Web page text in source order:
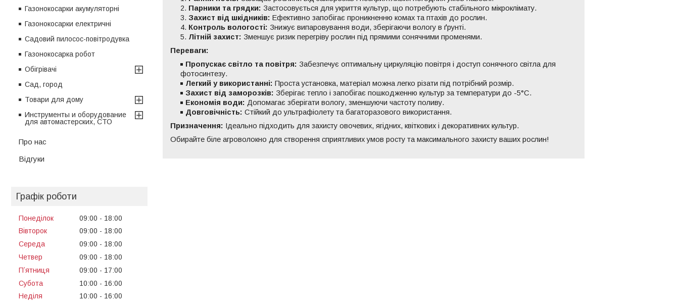
Парники та грядки: Застосовується для укриття культур, що потребують стабільного мікроклімату.
Захист від шкідників: Ефективно запобігає проникненню комах та птахів до рослин.
Контроль вологості: Знижує випаровування води, зберігаючи вологу в ґрунті.
Літній захист: Зменшує ризик перегріву рослин під прямими сонячними променями.
Переваги:
Пропускає світло та повітря: Забезпечує оптимальну циркуляцію повітря і доступ сонячного світла для
фотосинтезу.
Легкий у використанні: Проста установка, матеріал можна легко різати під потрібний розмір.
Захист від заморозків: Зберігає тепло і запобігає пошкодженню культур за температури до -5°C.
Економія води: Допомагає зберігати вологу, зменшуючи частоту поливу.
Довговічність: Стійкий до ультрафіолету та багаторазового використання.
Призначення: Ідеально підходить для захисту овочевих, ягідних, квіткових і декоративних культур.
Обирайте біле агроволокно для створення сприятливих умов росту та максимального захисту ваших рослин!
Газонокосарки акумуляторні
Газонокосарки електричні
Садовий пилосос-повітродувка
Газонокосарка робот
Обігрівачі
Сад, город
Товари для дому
Инструменты и оборудование
для автомастерских, СТО
Про нас
Відгуки
Графік роботи
Понеділок 09:00
18:00
Вівторок
09:00
18:00
Середа
09:00
18:00
Четвер
09:00
18:00
Пʼятниця
09:00
17:00
Субота
10:00
16:00
Неділя
10:00 16:00